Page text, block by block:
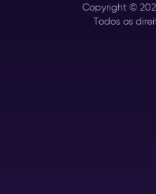
Copyright ©
Todos os